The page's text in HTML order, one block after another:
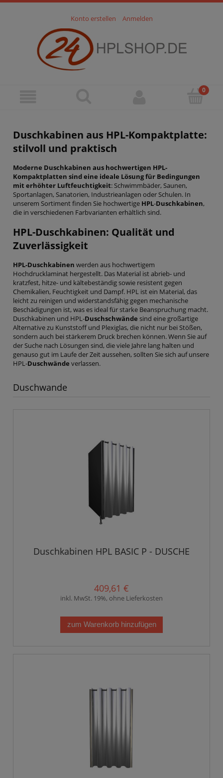
Konto erstellen Anmelden
Duschkabinen aus HPL-Kompaktplatte:
stilvoll und praktisch
Moderne Duschkabinen aus hochwertigen HPL-
Kompaktplatten sind eine ideale Lösung für Bedingungen
mit erhöhter Luftfeuchtigkeit: Schwimmbäder, Saunen,
Sportanlagen, Sanatorien, Industrieanlagen oder Schulen. In
unserem Sortiment finden Sie hochwertige HPL-Duschkabinen,
die in verschiedenen Farbvarianten erhältlich sind.
HPL-Duschkabinen: Qualität und
Zuverlässigkeit
HPL-Duschkabinen werden aus hochwertigem
Hochdrucklaminat hergestellt. Das Material ist abrieb- und
kratzfest, hitze- und kältebeständig sowie resistent gegen
Chemikalien, Feuchtigkeit und Dampf. HPL ist ein Material, das
leicht zu reinigen und widerstandsfähig gegen mechanische
Beschädigungen ist, was es ideal für starke Beanspruchung macht.
Duschkabinen und HPL-Duschschwände sind eine großartige
Alternative zu Kunststoff und Plexiglas, die nicht nur bei Stößen,
sondern auch bei stärkerem Druck brechen können. Wenn Sie auf
der Suche nach Lösungen sind, die viele Jahre lang halten und
genauso gut im Laufe der Zeit aussehen, sollten Sie sich auf unsere
HPL-Duschwände verlassen.
Duschwande
Duschkabinen HPL BASIC P - DUSCHE
409,61 €
inkl. MwSt. 19%, ohne Lieferkosten
zum Warenkorb hinzufügen